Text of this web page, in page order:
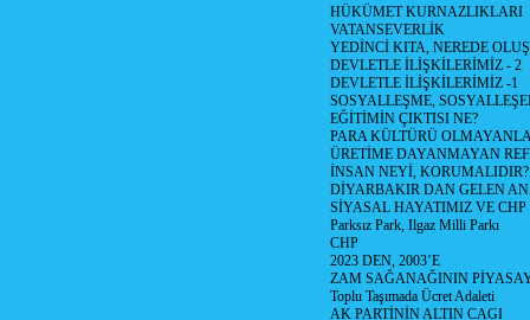
HÜKÜMET KURNAZLIKLARI
VATANSEVERLİK
YEDİNCİ KITA, NEREDE
DEVLETLE İLİŞKİLERİMİZ - 2
DEVLETLE İLİŞKİLERİMİZ -1
SOSYALLEŞME,
EĞİTİMİN ÇIKTISI NE?
PARA KÜLTÜRÜ
ÜRETİME DAYANMAYAN
İNSAN NEYİ, KORUMALIDIR?
DİYARBAKIR DAN GELEN
SİYASAL HAYATIMIZ VE CHP
Parksız Park, Ilgaz Milli Parkı
CHP
2023 DEN, 2003’E
ZAM SAĞANAĞININ
Toplu Taşımada Ücret Adaleti
AK PARTİNİN ALTIN CAGI